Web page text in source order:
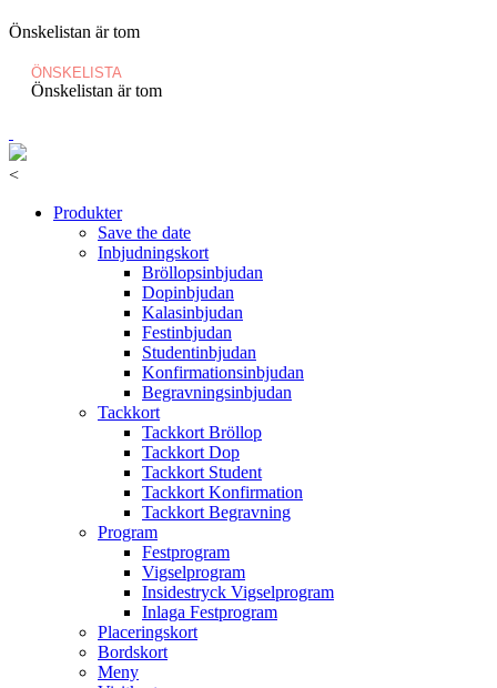
Önskelistan är tom
ÖNSKELISTA
Önskelistan är tom
<
Produkter
Save the date
Inbjudningskort
Bröllopsinbjudan
Dopinbjudan
Kalasinbjudan
Festinbjudan
Studentinbjudan
Konfirmationsinbjudan
Begravningsinbjudan
Tackkort
Tackkort Bröllop
Tackkort Dop
Tackkort Student
Tackkort Konfirmation
Tackkort Begravning
Program
Festprogram
Vigselprogram
Insidestryck Vigselprogram
Inlaga Festprogram
Placeringskort
Bordskort
Meny